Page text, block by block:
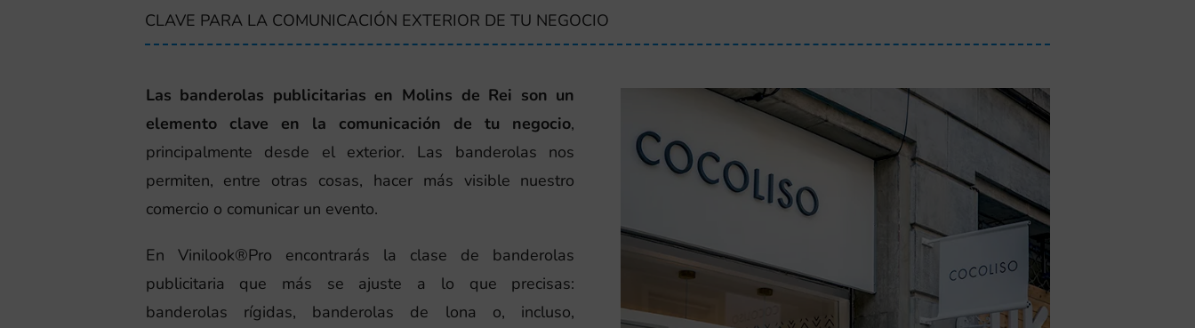
CLAVE PARA LA COMUNICACIÓN EXTERIOR DE TU NEGOCIO
Las banderolas publicitarias en Molins de Rei son un
elemento clave en la comunicación de tu negocio,
principalmente desde el exterior. Las banderolas nos
permiten, entre otras cosas, hacer más visible nuestro
comercio o comunicar un evento.
En Vinilook®Pro encontrarás la clase de banderolas
publicitaria que más se ajuste a lo que precisas:
banderolas rígidas, banderolas de lona o, incluso,